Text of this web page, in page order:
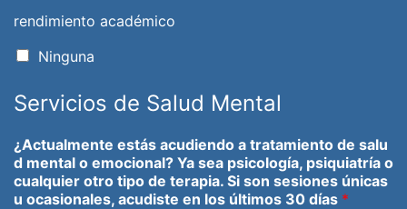
rendimiento académico
Ninguna
Servicios de Salud Mental
¿Actualmente estás acudiendo a tratamiento de salu
d mental o emocional? Ya sea psicología, psiquiatría o
cualquier otro tipo de terapia. Si son sesiones únicas
u ocasionales, acudiste en los últimos 30 días *